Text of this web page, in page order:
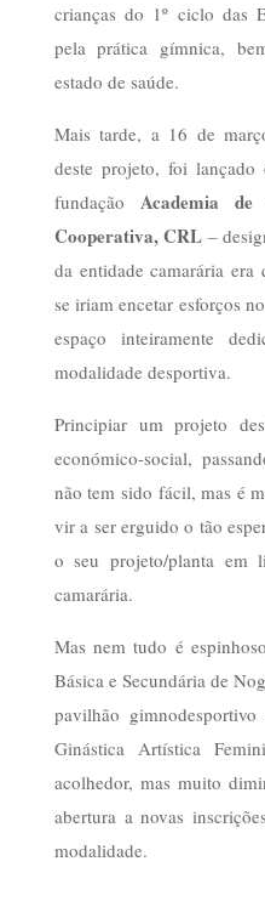
crianças do 1º ciclo das
pela prática gímnica,
estado de saúde.
Mais tarde, a 16 de
deste projeto, foi
fundaçãoAcademia
Cooperativa, CRL –
da entidade camarária
se iriam encetar esforços
espaço inteiramente
modalidade desportiva.
Principiar um projeto
económico-social,
não tem sido fácil, mas é
vir a ser erguido o tão
o seu projeto/planta em
camarária.
Mas nem tudo é
Básica e Secundária de
pavilhão
Ginástica Artística
acolhedor, mas muito
abertura a novas
modalidade.